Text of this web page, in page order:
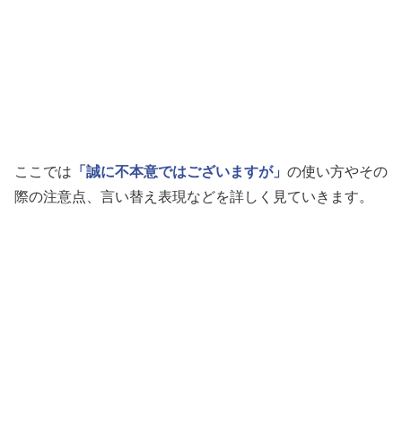
ここでは 「誠に不本意ではございますが」 の使い方やその
際の注意点、言い替え表現などを詳しく見ていきます。